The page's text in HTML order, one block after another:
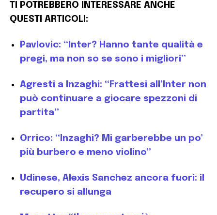
TI POTREBBERO INTERESSARE ANCHE
QUESTI ARTICOLI:
Pavlovic: “Inter? Hanno tante qualità e
pregi, ma non so se sono i migliori”
Agresti a Inzaghi: “Frattesi all’Inter non
può continuare a giocare spezzoni di
partita”
Orrico: “Inzaghi? Mi garberebbe un po’
più burbero e meno violino”
Udinese, Alexis Sanchez ancora fuori: il
recupero si allunga